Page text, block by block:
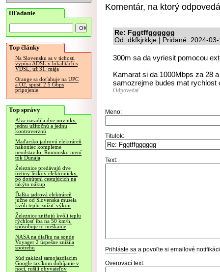
Hľadanie
Top články
Na Slovensku sa v tichosti
vypína ADSL v lokalitách s
VDSL, už 31. mája
Orange sa doťahuje na UPC
a O2, spustí 2.5 Gbps
pripojenie
Top správy
Alza nasadila dve novinky,
jednu užitočnú a jednu
kontroverznú
Maďarsko jadrovú elektráreň
nakoniec kompletne
neodstavilo, Rumunsko mení
tok Dunaja
Železnice predávajú dve
tretiny lístkov elektronicky,
po donútení cestujúcich na
takýto nákup
Ďalšia jadrová elektráreň
južne od Slovenska musela
kvôli teplu znížiť výkon
Železnice znižujú kvôli teplu
rýchlosť iba na 50 km/h,
spôsobuje to meškanie
NASA na diaľku na sonde
Voyager 2 úspešne znížila
spotrebu
Súd zakázal samojazdiacim
Google taxíkom dobíjanie v
noci, rušili obyvateľov
Komentár, na ktorý
Re: Fggtffgggggg
Od: dkfkjrkkje | Pridané: 2024-
300m sa da vyriesit pomocou
Kamarat si da 1000Mbps za 28
samozrejme budes mat rychlost
Odpovedať
Meno:
Titulok:
Text:
Prihláste sa a povoľte si emailové
Overovací text: